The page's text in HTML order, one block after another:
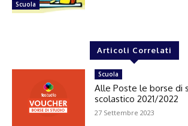
Scuola
Articoli Correlati
Scuola
Alle Poste le borse di
scolastico 2021/2022
27 Settembre 2023